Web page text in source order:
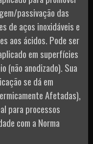
passivação das
de aços inoxidáveis e
aos ácidos. Pode ser
em superfícies
(não anodizado). Sua
se dá em
Afetadas),
para processos
com a Norma